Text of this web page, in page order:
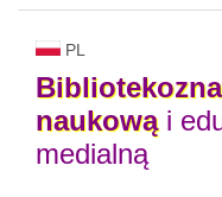
PL
naukowąi
medialną